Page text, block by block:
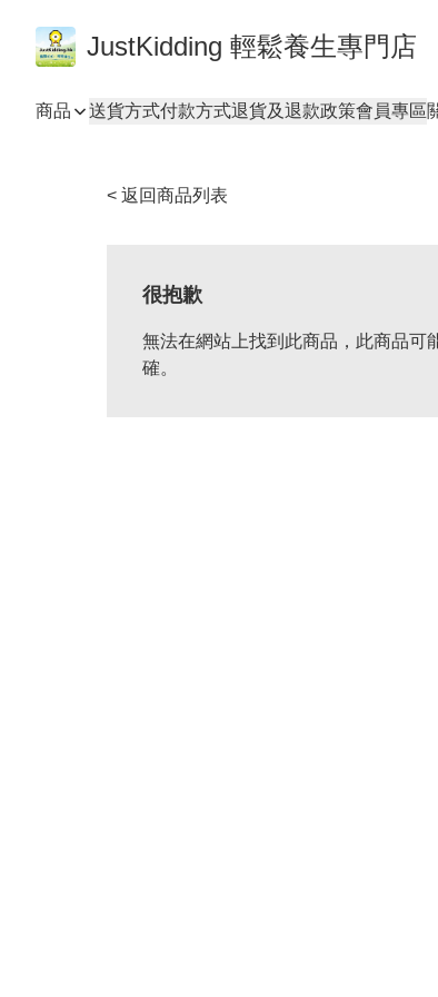
JustKidding 輕鬆養生專門店
商品 送貨方式付款方式退貨及退款政策會員專區
< 返回商品列表
很抱歉
無法在網站上找到此商品，此商品可
確。